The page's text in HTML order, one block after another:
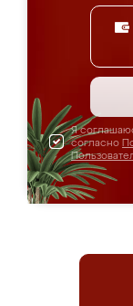
Я
согласно